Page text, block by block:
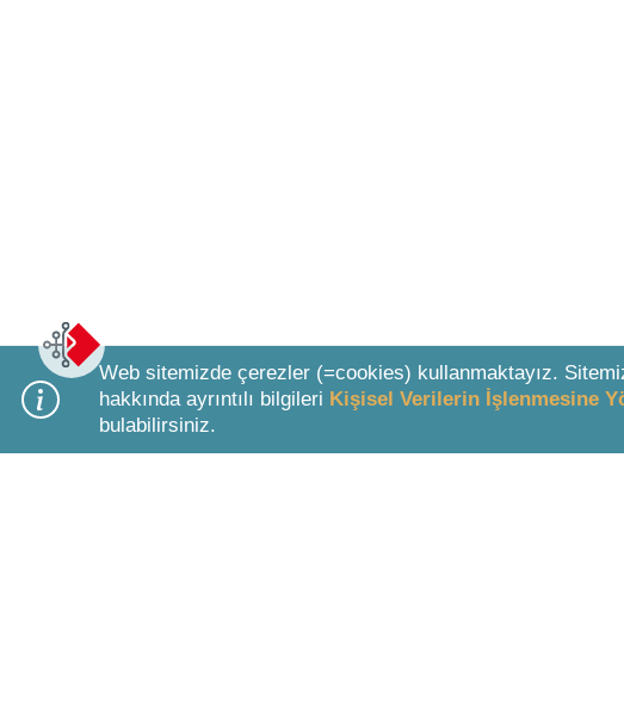
Bottom Search Toolbar Highlight Text
Web sitemizde çerezler (=cookies) kullanmaktayız.
hakkında ayrıntılı bilgileri Kişisel Verilerin İşlenmesine
bulabilirsiniz.